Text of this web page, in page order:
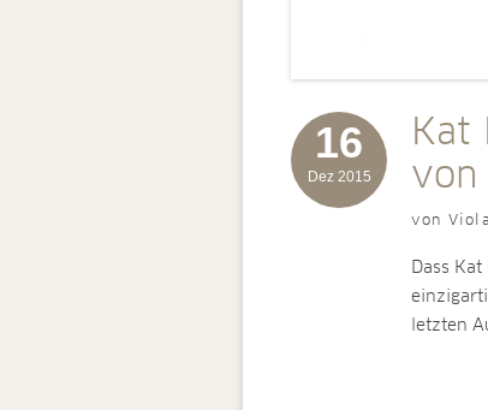
16
Dez 2015
Kat
von
von
Dass
letzten